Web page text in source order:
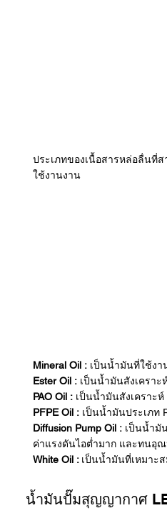
ประเภทของเนื้อสารหล่อลื่นที่
ใช้งานงาน
Mineral Oil : เป็นน้ำมันที่ใช้ง
Ester Oil : เป็นน้ำมันสังเครา
PAO Oil : เป็นน้ำมันสังเคราะ
PFPE Oil : เป็นน้ำมันประเภท
Diffusion Pump Oil : เป็นน้ำมั
ค่าแรงดันไอต่ำมาก และทนอุ
White Oil : เป็นน้ำมันที่เหมาะ
น้ำมันปั๊มสุญญากาศ